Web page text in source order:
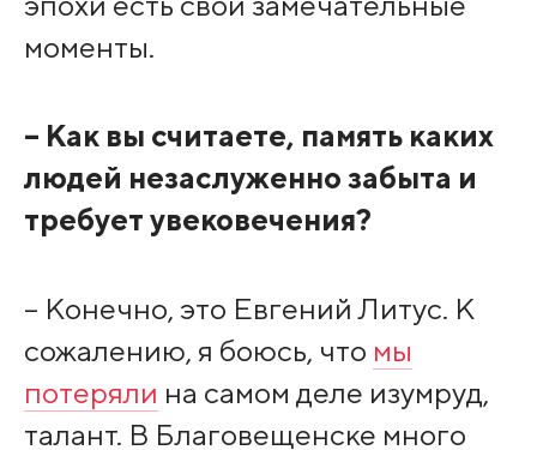
моменты.
– Как вы считаете, память каких
людей незаслуженно забыта и
требует увековечения?
– Конечно, это Евгений Литус. К
сожалению, я боюсь, что мы
потеряли на самом деле изумруд,
талант. В Благовещенске много